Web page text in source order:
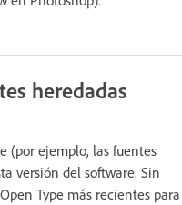
heredadas
(por ejemplo, las fuentes
versión del software. Sin
Type más recientes para